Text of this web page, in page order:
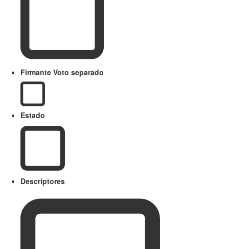
Firmante Voto separado
Estado
Descriptores